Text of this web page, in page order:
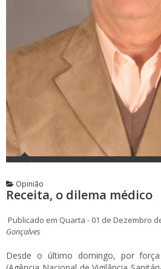
Opinião
Receita, o dilema médico
Publicado em Quarta - 01 de Dezembro
Gonçalves
Desde o último domingo, por